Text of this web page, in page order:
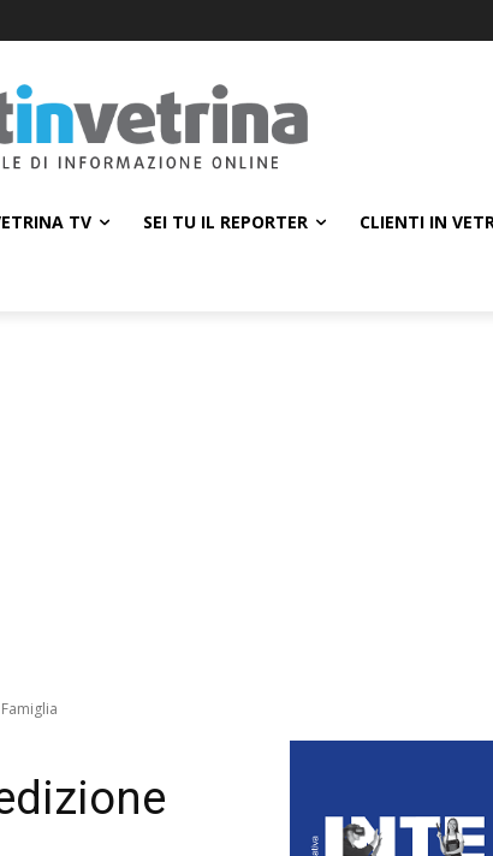
TV SEI TU IL REPORTER CLIENTI IN